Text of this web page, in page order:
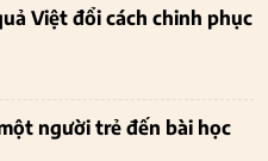
Việt đổi cách chinh phục
người trẻ đến bài học